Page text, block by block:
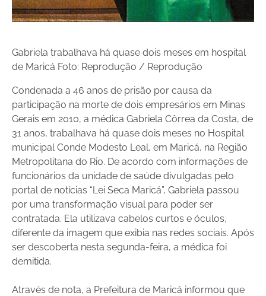
Gabriela trabalhava há quase dois meses em hospital
de Maricá Foto: Reprodução / Reprodução
Condenada a 46 anos de prisão por causa da
participação na morte de dois empresários em Minas
Gerais em 2010, a médica Gabriela Côrrea da Costa, de
31 anos, trabalhava há quase dois meses no Hospital
municipal Conde Modesto Leal, em Maricá, na Região
Metropolitana do Rio. De acordo com informações de
funcionários da unidade de saúde divulgadas pelo
portal de notícias “Lei Seca Maricá”, Gabriela passou
por uma transformação visual para poder ser
contratada. Ela utilizava cabelos curtos e óculos,
diferente da imagem que exibia nas redes sociais. Após
ser descoberta nesta segunda-feira, a médica foi
demitida.
Através de nota, a Prefeitura de Maricá informou que